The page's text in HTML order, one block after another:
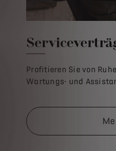
Profitieren Sie von
Wartungs- und